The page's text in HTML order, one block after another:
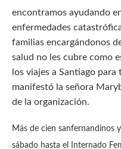
encontramos ayudando
enfermedades
familias encargándonos
salud no les cubre como
los viajes a Santiago
manifestó la señora
de la organización.
Más de cien sanfernandinos
sábado hasta el Internado